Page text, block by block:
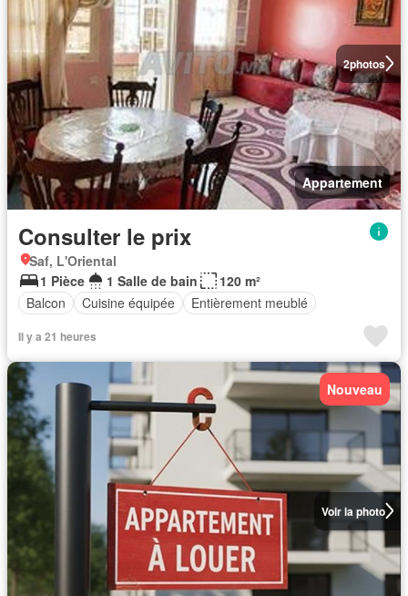
2photos
Appartement
Consulter le prix
Saf, L'Oriental
1 Pièce
1 Salle de bain
120 m²
Balcon
Cuisine équipée Entièrement meublé
Il y a 21 heures
Voir la photo
Nouveau